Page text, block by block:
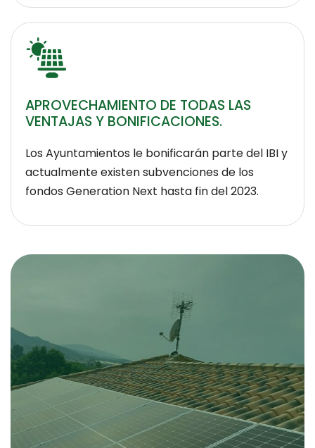
APROVECHAMIENTO DE TODAS LAS
VENTAJAS Y BONIFICACIONES.
Los Ayuntamientos le bonificarán parte del IBI y
actualmente existen subvenciones de los
fondos Generation Next hasta fin del 2023.